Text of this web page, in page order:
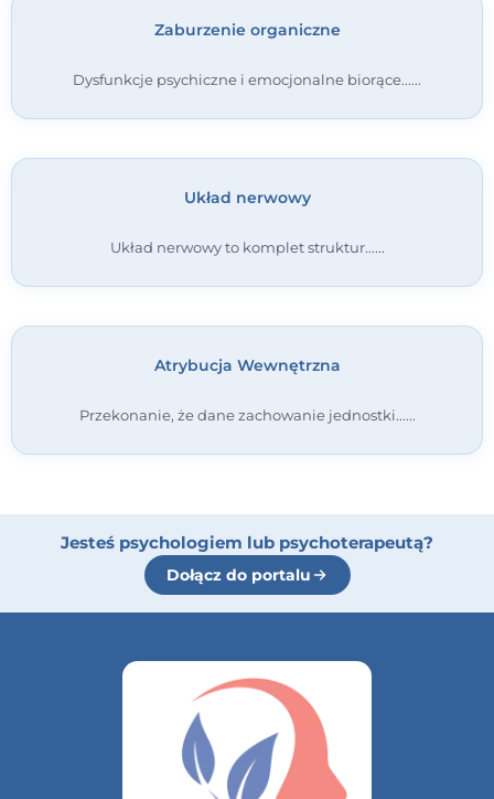
Zaburzenie organiczne
Dysfunkcje psychiczne i emocjonalne biorące...
Układ nerwowy
Układ nerwowy to komplet struktur...
Atrybucja Wewnętrzna
Przekonanie, że dane zachowanie jednostki...
Jesteś psychologiem lub psychoterapeutą?
Dołącz do portalu